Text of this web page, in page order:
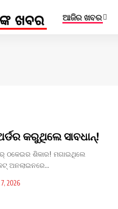
ଆଜିର ଖବର
କରୁଥିଲେ ସାବଧାନ୍!
ଠକେଇର ଶିକାର! ମଗାଇଥିଲେ
​ଅନଲାଇନରେ…
2026